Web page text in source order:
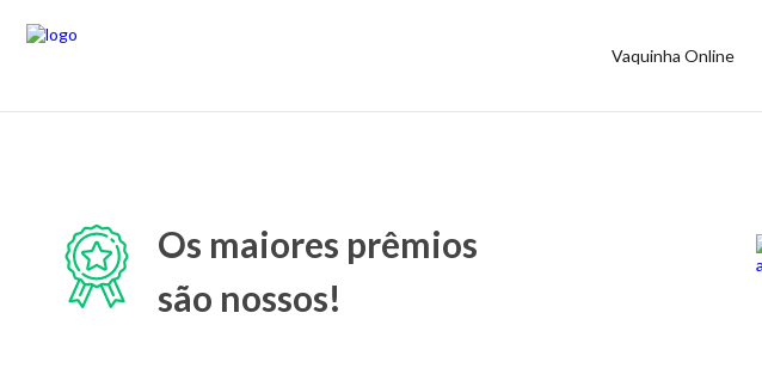
Vaquinha Online
Os maiores prêmios
são nossos!